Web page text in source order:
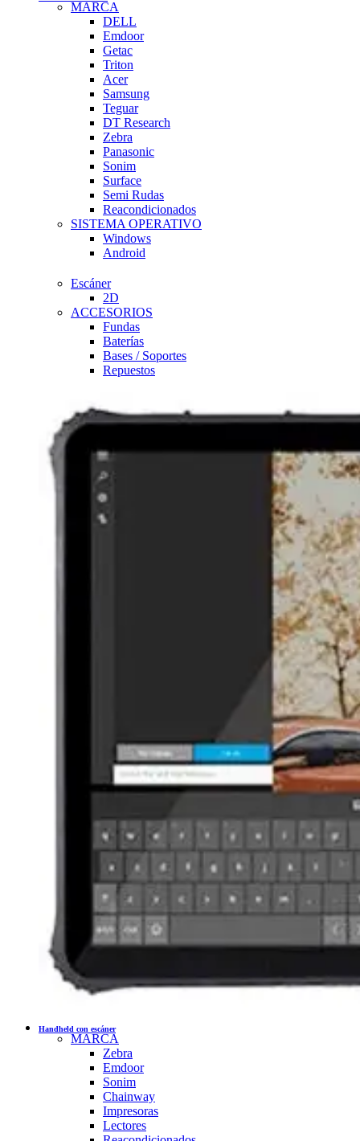
MARCA
DELL
Emdoor
Getac
Triton
Acer
Samsung
Teguar
DT Research
Zebra
Panasonic
Sonim
Surface
Semi Rudas
Reacondicionados
SISTEMA OPERATIVO
Windows
Android
Escáner
2D
ACCESORIOS
Fundas
Baterías
Bases / Soportes
Repuestos
Handheld con escáner
MARCA
Zebra
Emdoor
Sonim
Chainway
Impresoras
Lectores